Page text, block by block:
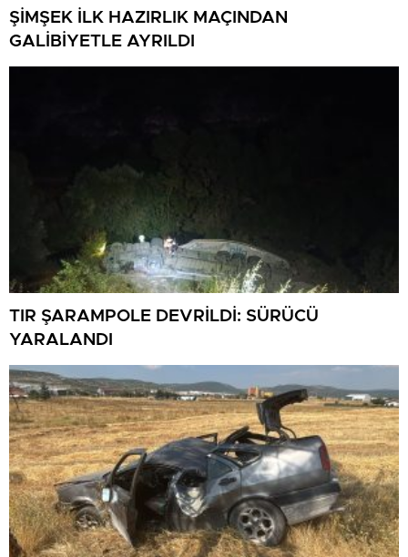
ŞİMŞEK İLK HAZIRLIK MAÇINDAN
GALİBİYETLE AYRILDI
TIR ŞARAMPOLE DEVRİLDİ: SÜRÜCÜ
YARALANDI